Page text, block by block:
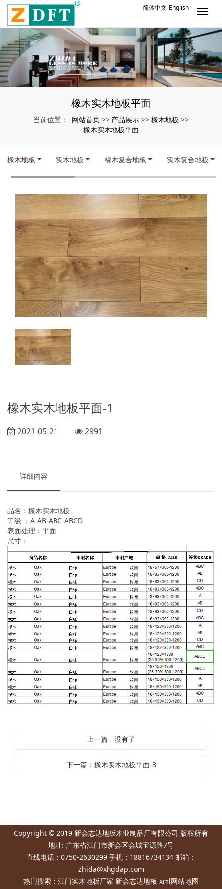
简体中文 English
橡木实木地板平面
当前位置： 网站首页 >> 产品展示 >> 橡木地板 >>
橡木实木地板平面
橡木地板 实木地板 橡木复合地板 实木复合地板
橡木实木地板平面-1
2021-05-21 2991
详细内容
品名：橡木实木地板
等级 ：A-AB-ABC-ABCD
表面处理：平面
尺寸：
上一篇：没有了
下一篇：橡木实木地板平面-3
Copyright © 2019 新会志达地板木业制品厂有限公司 版权所有
地址: 广东省江门市新会区会城宝源路7号
直线电话：0750-2630299 手机：18816734134 邮箱：
zhida@xhgdap.com
热门搜索： 江门实木地板厂家 新会志达地板 xml网站地图